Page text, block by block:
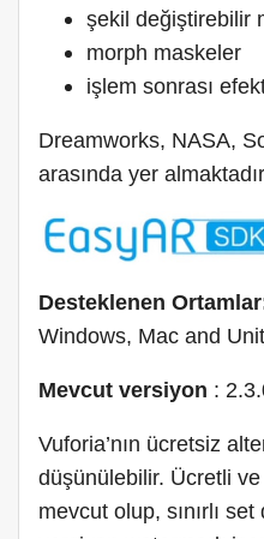
şekil değiştirebilir
morph maskeler
işlem sonrası
Dreamworks, NASA,
arasında yer
Desteklenen
Windows, Mac and
Mevcut versiyon :
Vuforia’nın ücretsiz
düşünülebilir. Ücretli
mevcut olup, sınırlı